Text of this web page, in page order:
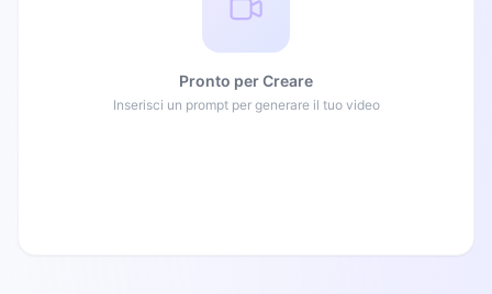
Pronto per Creare
Inserisci un prompt per generare il tuo video